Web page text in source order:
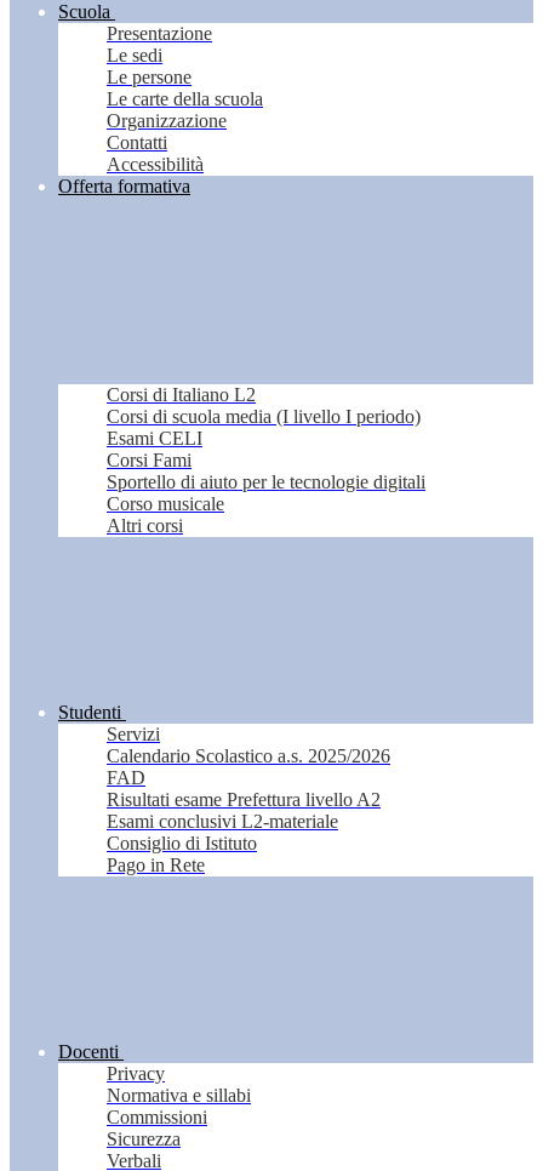
Scuola
Presentazione
Le sedi
Le persone
Le carte della scuola
Organizzazione
Contatti
Accessibilità
Offerta formativa
Corsi di Italiano L2
Corsi di scuola media (I livello I periodo)
Esami CELI
Corsi Fami
Sportello di aiuto per le tecnologie digitali
Corso musicale
Altri corsi
Studenti
Servizi
Calendario Scolastico a.s. 2025/2026
FAD
Risultati esame Prefettura livello A2
Esami conclusivi L2-materiale
Consiglio di Istituto
Pago in Rete
Docenti
Privacy
Normativa e sillabi
Commissioni
Sicurezza
Verbali